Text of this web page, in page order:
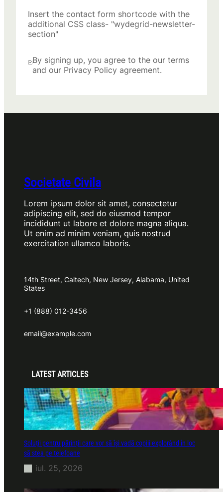
Insert the contact form shortcode with the
additional CSS class- "wydegrid-newsletter-
section"
By signing up, you agree to the our terms
and our Privacy Policy agreement.
Societate Civila
Lorem ipsum dolor sit amet, consectetur
adipiscing elit, sed do eiusmod tempor
incididunt ut labore et dolore magna aliqua.
Ut enim ad minim veniam, quis nostrud
exercitation ullamco laboris.
14th Street, Caltech, New Jersey, Alabama, United
States
+1 (888) 012-3456
email@example.com
LATEST ARTICLES
Soluții pentru părinții care vor să își vadă copiii explorând în loc
să stea pe telefoane
iul. 25, 2026